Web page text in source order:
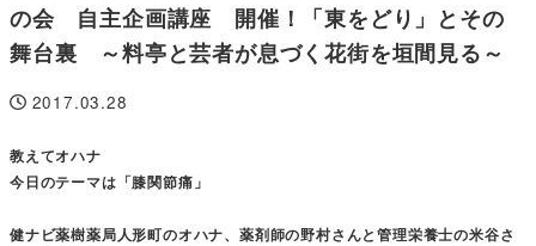
の会 自主企画講座 開催！「東をどり」とその
舞台裏 ～料亭と芸者が息づく花街を垣間見る～
投稿日
2017.03.28
教えてオハナ
今日のテーマは「膝関節痛」
健ナビ薬樹薬局人形町のオハナ、薬剤師の野村さんと管理栄養士の米谷さ